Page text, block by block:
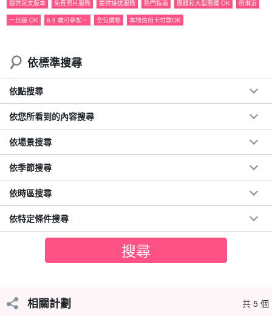
包括免費租借觀光器材
◆旅遊參與者福利頁面介紹。
巴拉斯島（又名奇蹟島）
嶼。隨著時間的推移，潮汐逐漸改變了巴拉斯島的形狀。
提供英文版本
免費照片服務 提供接送服務 熱門指南 團體和大型團體 OK
帶淋浴
一日遊 OK
6-9 歲可參加。 全包價格 本地信用卡付款OK
依標準搜尋
依點搜尋
依您所看到的內容搜尋
依場景搜尋
依季節搜尋
依時區搜尋
依特定條件搜尋
相關計劃 共 5 個